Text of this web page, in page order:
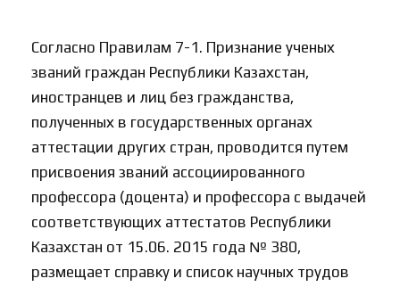
Согласно Правилам 7-1. Признание ученых
званий граждан Республики Казахстан,
иностранцев и лиц без гражданства,
полученных в государственных органах
аттестации других стран, проводится путем
присвоения званий ассоциированного
профессора (доцента) и профессора с выдачей
соответствующих аттестатов Республики
Казахстан от 15.06. 2015 года № 380,
размещает справку и список научных трудов